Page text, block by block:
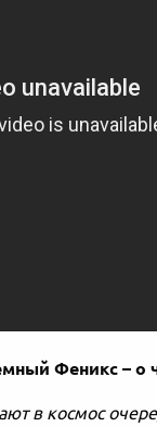
Феникс – о
в космос